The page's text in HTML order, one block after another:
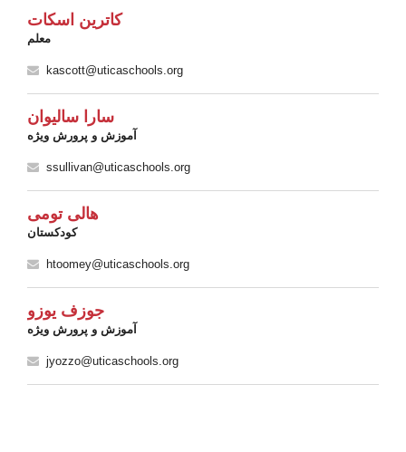
کاترین اسکات
معلم
kascott@uticaschools.org
سارا سالیوان
آموزش و پرورش ویژه
ssullivan@uticaschools.org
هالی تومی
کودکستان
htoomey@uticaschools.org
جوزف یوزو
آموزش و پرورش ویژه
jyozzo@uticaschools.org